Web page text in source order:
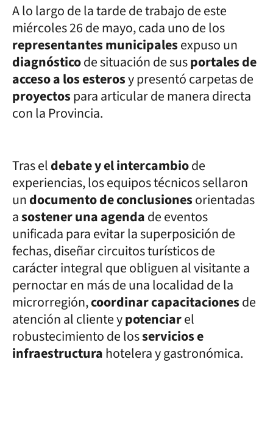
A lo largo de la tarde de trabajo de este
miércoles 26 de mayo, cada uno de los
representantes municipalesexpuso un
diagnósticode situación de susportales de
acceso a los esterosy presentó carpetas de
proyectospara articular de manera directa
con la Provincia.
Tras eldebate y el intercambiode
experiencias, los equipos técnicos sellaron
undocumento de conclusionesorientadas
asostener una agendade eventos
unificada para evitar la superposición de
fechas, diseñar circuitos turísticos de
carácter integral que obliguen al visitante a
pernoctar en más de una localidad de la
microrregión,coordinar capacitacionesde
atención al cliente ypotenciarel
robustecimiento de losservicios e
infraestructurahotelera y gastronómica.